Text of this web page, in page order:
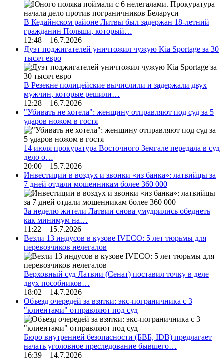
В Кедайнском районе Литвы был задержан 18-летний
гражданин Польши, который…
12:48 16.7.2026
Дуэт поджигателей уничтожил чужую Kia Sportage за 30
тысяч евро
В Резекне полицейские вычислили и задержали двух
мужчин, которые решили…
12:28 16.7.2026
"Убивать не хотела": женщину отправляют под суд за 5
ударов ножом в гостя
14 июля прокуратура Восточного Земгале передала в суд
дело о…
20:00 15.7.2026
Инвестиции в воздух и звонки «из банка»: латвийцы за
7 дней отдали мошенникам более 360 000
За неделю жители Латвии снова умудрились обеднеть
как минимум на…
11:22 15.7.2026
Везли 13 индусов в кузове IVECO: 5 лет тюрьмы для
перевозчиков нелегалов
Верховный суд Латвии (Сенат) поставил точку в деле
двух пособников…
18:02 14.7.2026
Объезд очередей за взятки: экс-пограничника с 3
"клиентами" отправляют под суд
Бюро внутренней безопасности (БВБ, IDB) предлагает
начать уголовное преследование бывшего…
16:39 14.7.2026